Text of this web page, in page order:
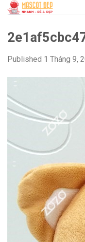
Skip
content
Published 1 Tháng 9,